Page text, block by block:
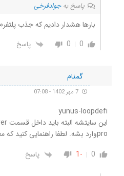
پاسخ بهجوادفرخی
بارها هشدار دادیم که جذب
0
0 پاسخ
گمنام
yunus-loopdefi
proوارد بشه. لطفا راهنمایی کنید که معتبره یا نه ممنون
0
-1 پاسخ